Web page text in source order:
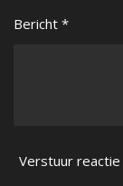
Bericht *
Verstuur reactie